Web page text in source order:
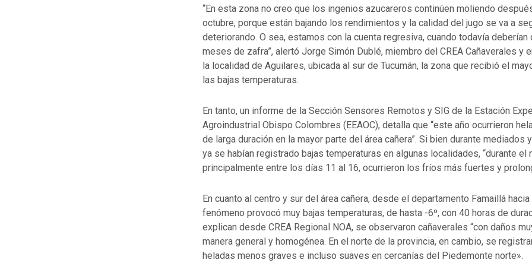
“En esta zona no creo que los ingenios azucareros continúen moliendo
octubre, porque están bajando los rendimientos y la calidad del jugo se va a
deteriorando. O sea, estamos con la cuenta regresiva, cuando todavía deberían
meses de zafra”, alertó Jorge Simón Dublé, miembro del CREA Cañaverales y
la localidad de Aguilares, ubicada al sur de Tucumán, la zona que recibió el
las bajas temperaturas.
En tanto, un informe de la Sección Sensores Remotos y SIG de la Estación
Agroindustrial Obispo Colombres (EEAOC), detalla que “este año ocurrieron
de larga duración en la mayor parte del área cañera”. Si bien durante mediados
ya se habían registrado bajas temperaturas en algunas localidades, “durante el
principalmente entre los días 11 al 16, ocurrieron los fríos más fuertes y
En cuanto al centro y sur del área cañera, desde el departamento Famaillá hacia
fenómeno provocó muy bajas temperaturas, de hasta -6º, con 40 horas de
explican desde CREA Regional NOA, se observaron cañaverales “con daños
manera general y homogénea. En el norte de la provincia, en cambio, se
heladas menos graves e incluso suaves en cercanías del Piedemonte norte».